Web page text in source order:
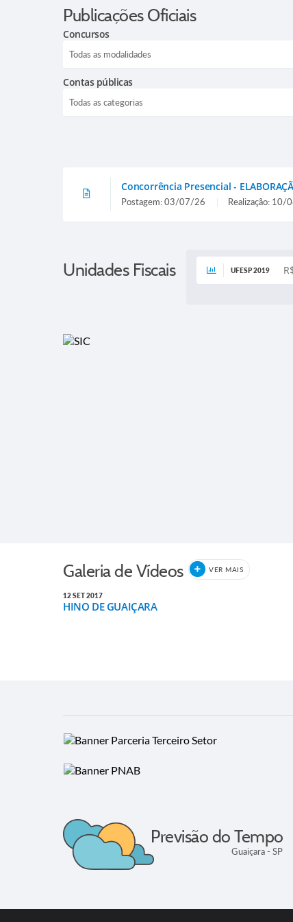
Publicações Oficiais
Concursos
Contas públicas
Concorrência Presencial -
Postagem: 03/07/26 Realização: 10/
Unidades Fiscais UFESP 2019
Galeria de Vídeos VER MAIS
12 SET 2017
HINO DE GUAIÇARA
Previsão do Tempo
Guaiçara - SP